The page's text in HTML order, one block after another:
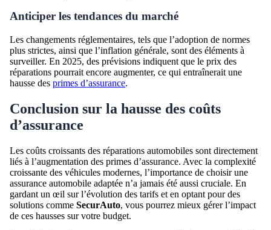
Anticiper les tendances du marché
Les changements réglementaires, tels que l’adoption de normes
plus strictes, ainsi que l’inflation générale, sont des éléments à
surveiller. En 2025, des prévisions indiquent que le prix des
réparations pourrait encore augmenter, ce qui entraînerait une
hausse des primes d’assurance.
Conclusion sur la hausse des coûts
d’assurance
Les coûts croissants des réparations automobiles sont directement
liés à l’augmentation des primes d’assurance. Avec la complexité
croissante des véhicules modernes, l’importance de choisir une
assurance automobile adaptée n’a jamais été aussi cruciale. En
gardant un œil sur l’évolution des tarifs et en optant pour des
solutions comme SecurAuto, vous pourrez mieux gérer l’impact
de ces hausses sur votre budget.